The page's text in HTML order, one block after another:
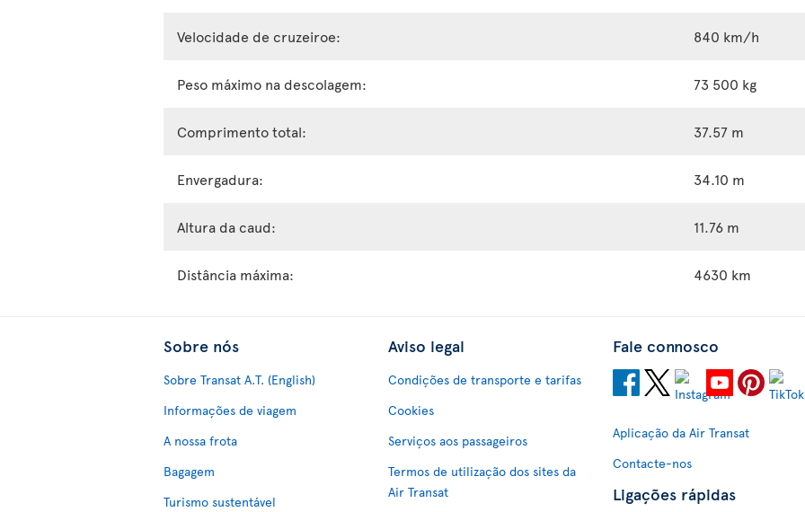
Velocidade de cruzeiroe: 840 km/h
Peso máximo na descolagem: 73 500 kg
Comprimento total: 37.57 m
Envergadura: 34.10 m
Altura da caud: 11.76 m
Distância máxima: 4630 km
Sobre nós
Sobre Transat A.T. (English)
Informações de viagem
A nossa frota
Bagagem
Turismo sustentável
Aviso legal
Condições de transporte e tarifas
Cookies
Serviços aos passageiros
Termos de utilização dos sites da
Air Transat
Fale connosco
Aplicação da Air Transat
Contacte-nos
Ligações rápidas